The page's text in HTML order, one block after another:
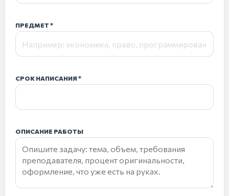
ПРЕДМЕТ
СРОК НАПИСАНИЯ
ОПИСАНИЕ РАБОТЫ